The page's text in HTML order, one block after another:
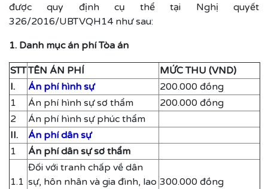
được quy định cụ thể tại Nghị quyết
326/2016/UBTVQH14 như sau:
1. Danh mục án phí Tòa án
STTTÊN ÁN PHÍ
MỨC THU (VND)
I.
Án phí hình sự
200.000 đồng
1
Án phí hình sự sơ thẩm
200.000 đồng
2
Án phí hình sự phúc thẩm
II.
Án phí dân sự
1
Án phí dân sự sơ thẩm
1.1
Đối với tranh chấp về dân
sự, hôn nhân và gia đình, lao 300.000 đồng